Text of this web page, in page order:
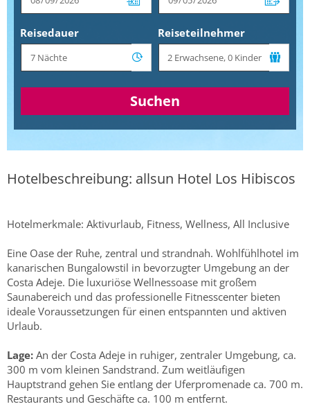
Reisedauer Reiseteilnehmer
Suchen
Hotelbeschreibung: allsun Hotel Los Hibiscos
Hotelmerkmale: Aktivurlaub, Fitness, Wellness, All Inclusive
Eine Oase der Ruhe, zentral und strandnah. Wohlfühlhotel im
kanarischen Bungalowstil in bevorzugter Umgebung an der
Costa Adeje. Die luxuriöse Wellnessoase mit großem
Saunabereich und das professionelle Fitnesscenter bieten
ideale Voraussetzungen für einen entspannten und aktiven
Urlaub.
Lage: An der Costa Adeje in ruhiger, zentraler Umgebung, ca.
300 m vom kleinen Sandstrand. Zum weitläufigen
Hauptstrand gehen Sie entlang der Uferpromenade ca. 700 m.
Restaurants und Geschäfte ca. 100 m entfernt.